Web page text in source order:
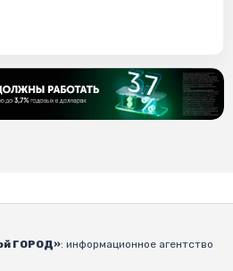
ГОРОД»: информационное агентство